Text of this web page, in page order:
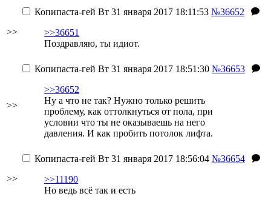
>>
Копипаста-гей Вт 31 января 2017 18:11:53 №36652
>>36651
Поздравляю, ты идиот.
>>
Копипаста-гей Вт 31 января 2017 18:51:30 №36653
>>36652
Ну а что не так? Нужно только решить
проблему, как оттолкнуться от пола, при
условии что ты не оказываешь на него
давления. И как пробить потолок лифта.
>>
Копипаста-гей Вт 31 января 2017 18:56:04 №36654
>>11190
Но ведь всё так и есть